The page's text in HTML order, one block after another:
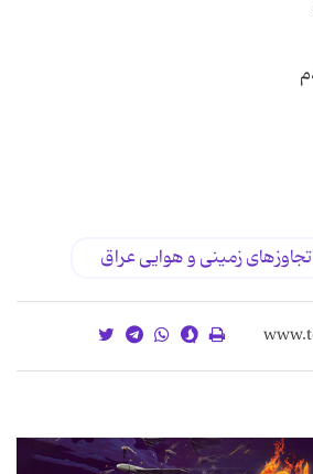
تجاوزهای زمینی و هوایی عراق